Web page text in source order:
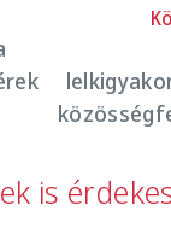
is